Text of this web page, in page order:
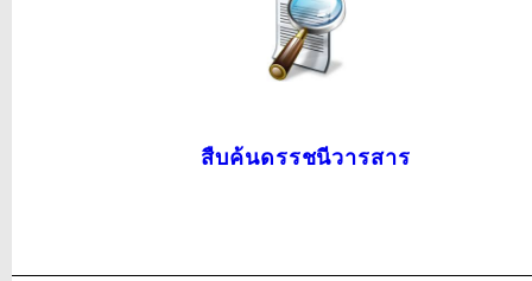
สืบค้นดรรชนีวารสาร